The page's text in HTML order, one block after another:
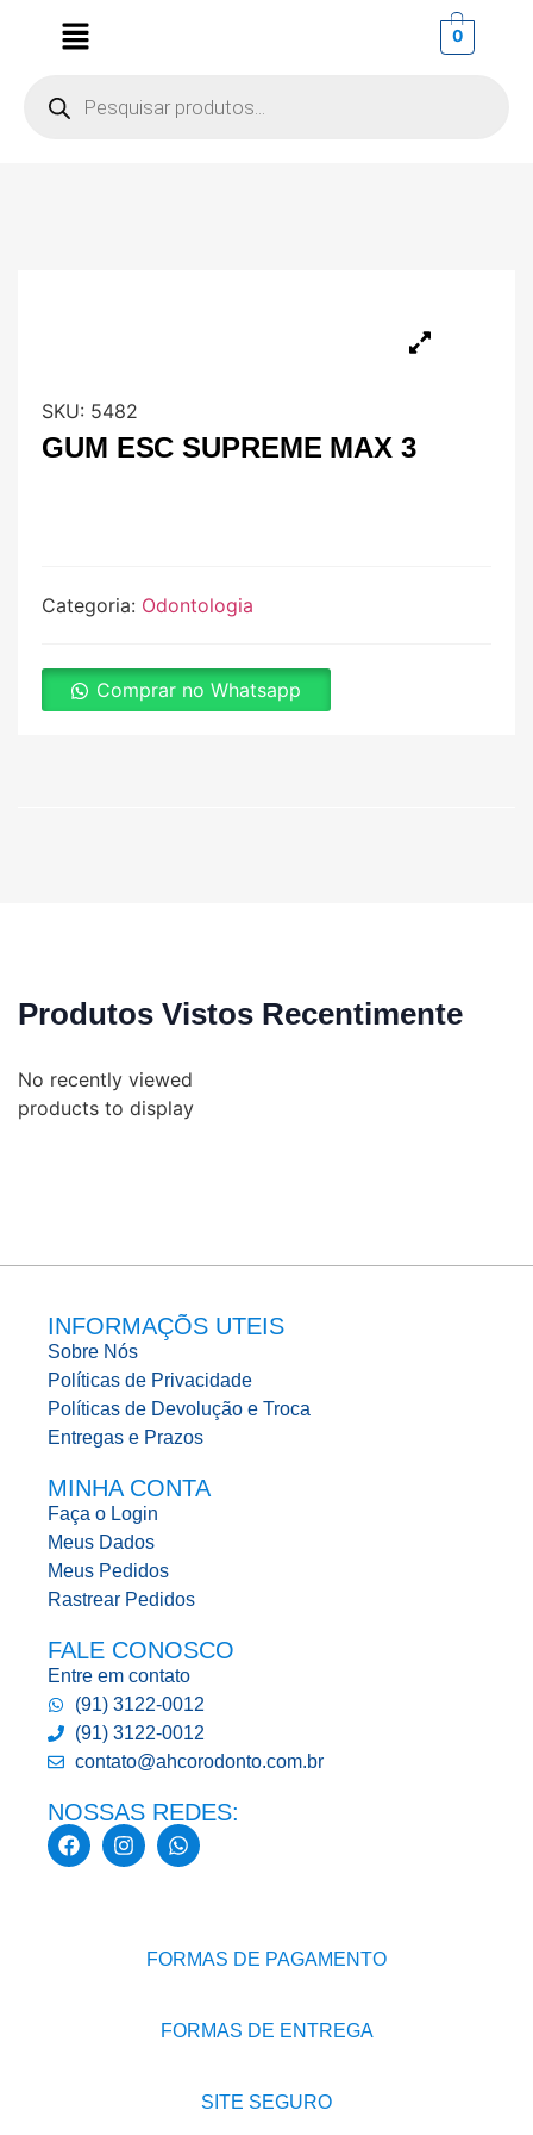
0
SKU: 5482
GUM ESC SUPREME MAX 3
Categoria: Odontologia
Comprar no Whatsapp
Produtos Vistos Recentimente
No recently viewed
products to display
INFORMAÇÕS UTEIS
Sobre Nós
Políticas de Privacidade
Políticas de Devolução e Troca
Entregas e Prazos
MINHA CONTA
Faça o Login
Meus Dados
Meus Pedidos
Rastrear Pedidos
FALE CONOSCO
Entre em contato
(91) 3122-0012
(91) 3122-0012
contato@ahcorodonto.com.br
NOSSAS REDES:
FORMAS DE PAGAMENTO
FORMAS DE ENTREGA
SITE SEGURO